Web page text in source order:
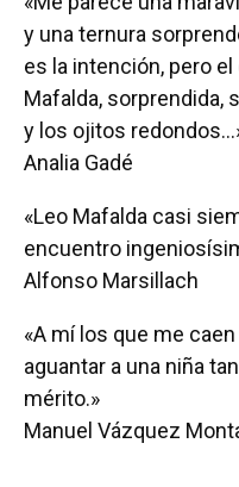
y una ternura
es la intención, pero
Mafalda, sorprendida,
y los ojitos
Analia Gadé
«Leo Mafalda casi
encuentro
Alfonso Marsillach
«A mí los que me
aguantar a una niña
mérito.»
Manuel Vázquez